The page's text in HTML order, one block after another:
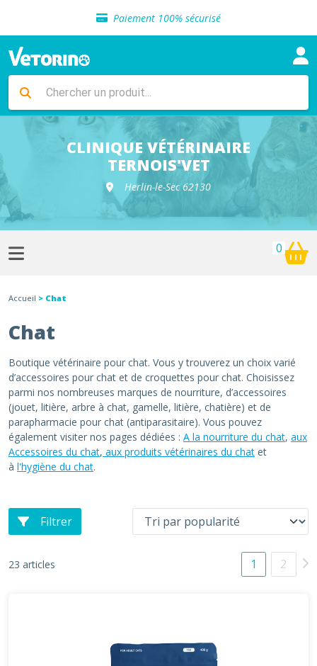
Paiement 100% sécurisé
Livraison gratuite en clinique vétérinaire
Sélection de croquettes vétérinaire
Livraison gratuite en clinique vétérinaire
Retour gratuit en clinique
Sélection de croquettes vétérinaire
CLINIQUE VÉTÉRINAIRE
TERNOIS'VET
Herlin-le-Sec 62130
0
Accueil > Chat
Chat
Boutique vétérinaire pour chat. Vous y trouverez un choix varié
d’accessoires pour chat et de croquettes pour chat. Choisissez
parmi nos nombreuses marques de nourriture, d’accessoires
(jouet, litière, arbre à chat, gamelle, litière, chatière) et de
parapharmacie pour chat (antiparasitaire). Vous pouvez
également visiter nos pages dédiées : A la nourriture du chat, aux
Accessoires du chat, aux produits vétérinaires du chat et
à l'hygiène du chat.
Filtrer
23 articles 1 2